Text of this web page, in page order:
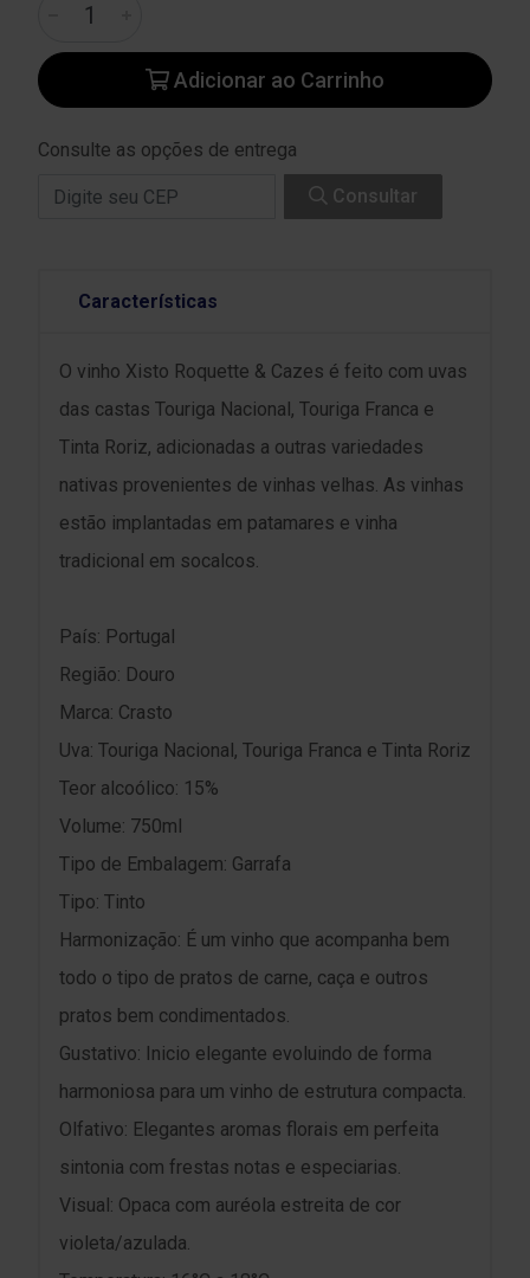
Adicionar ao Carrinho
Consulte as opções de entrega
Consultar
Características
O vinho Xisto Roquette & Cazes é feito com uvas
das castas Touriga Nacional, Touriga Franca e
Tinta Roriz, adicionadas a outras variedades
nativas provenientes de vinhas velhas. As vinhas
estão implantadas em patamares e vinha
tradicional em socalcos.
País: Portugal
Região: Douro
Marca: Crasto
Uva: Touriga Nacional, Touriga Franca e Tinta Roriz
Teor alcoólico: 15%
Volume: 750ml
Tipo de Embalagem: Garrafa
Tipo: Tinto
Harmonização: É um vinho que acompanha bem
todo o tipo de pratos de carne, caça e outros
pratos bem condimentados.
Gustativo: Inicio elegante evoluindo de forma
harmoniosa para um vinho de estrutura compacta.
Olfativo: Elegantes aromas florais em perfeita
sintonia com frestas notas e especiarias.
Visual: Opaca com auréola estreita de cor
violeta/azulada.